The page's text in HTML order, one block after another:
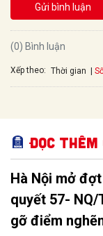
Gửi bình luận
(0) Bình luận
Xếp theo: Thời gian
Đọc thêm
Hà Nội mở
quyết 57- NQ/
gỡ điểm